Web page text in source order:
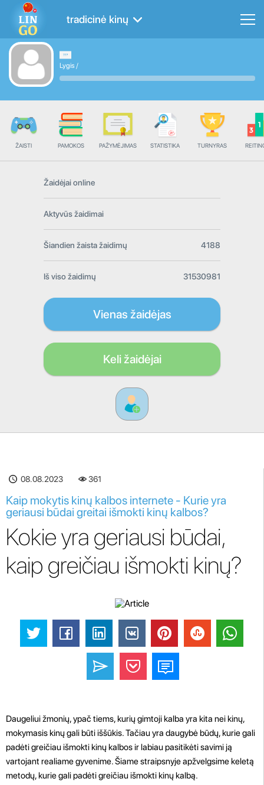
tradicinė kinų
Lygis /
ŽAISTI PAMOKOS PAŽYMĖJIMAS STATISTIKA TURNYRAS
Žaidėjai online
Aktyvūs žaidimai
Šiandien žaista žaidimų 4188
Iš viso žaidimų 31530981
Vienas žaidėjas
Keli žaidėjai
08.08.2023 361
Kaip mokytis kinų kalbos internete - Kurie yra
geriausi būdai greitai išmokti kinų kalbos?
Kokie yra geriausi būdai,
kaip greičiau išmokti kinų?
Daugeliui žmonių, ypač tiems, kurių gimtoji kalba yra kita nei kinų,
mokymasis kinų gali būti iššūkis. Tačiau yra daugybė būdų, kurie gali
padėti greičiau išmokti kinų kalbos ir labiau pasitikėti savimi ją
vartojant realiame gyvenime. Šiame straipsnyje apžvelgsime keletą
metodų, kurie gali padėti greičiau išmokti kinų kalbą.